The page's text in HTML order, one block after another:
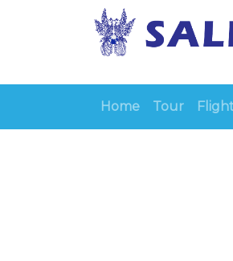
Home Tour